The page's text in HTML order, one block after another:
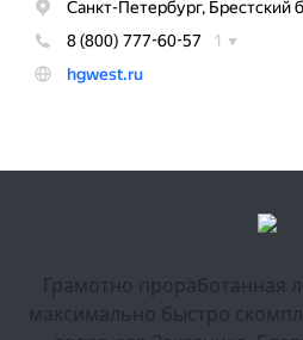
Грамотно проработанная
максимально быстро